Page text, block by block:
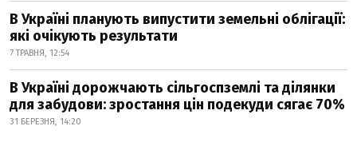
В Україні планують випустити земельні облігації:
які очікують результати
7 ТРАВНЯ, 12:54
В Україні дорожчають сільгоспземлі та ділянки
для забудови: зростання цін подекуди сягає 70%
31 БЕРЕЗНЯ, 14:20